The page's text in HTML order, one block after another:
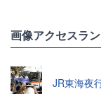
画像アクセスラ
JR東海夜